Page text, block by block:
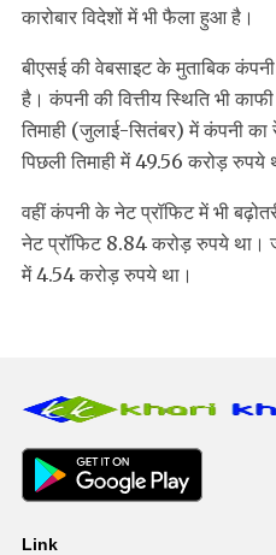
कारोबार विदेशों में भी फैला हुआ है।
बीएसई की वेबसाइट के मुताबिक
है। कंपनी की वित्तीय स्थिति भी
तिमाही (जुलाई-सितंबर) में कंपनी
पिछली तिमाही में 49.56 करोड़ रुपये
वहीं कंपनी के नेट प्रॉफिट में भी
नेट प्रॉफिट 8.84 करोड़ रुपये था।
में 4.54 करोड़ रुपये था।
Link